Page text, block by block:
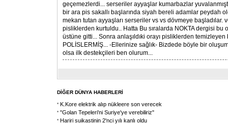
geçemezlerdi... serseriler ayyaşlar kumarbazlar
bir ara pis sakallı başlarında siyah bereli adamlar peydah
mekan tutan ayyaşları serseriler vs vs dövmeye başladılar.
pisliklerden kurtuldu.. Hatta Bu sıralarda NOKTA dergisi bu
üstüne gitti... Sonra anlaşıldıki orayı pisliklerden
POLİSLERMİŞ... -Ellerinize sağlık- Bizdede böyle bir
olsa ilk destekçileri ben olurum...
DİĞER DÜNYA HABERLERİ
K.Kore elektrik alıp nükleere son verecek
"Golan Tepeleri'ni Suriye'ye verebiliriz"
Hariri suikastinin 2'nci yılı kanlı oldu